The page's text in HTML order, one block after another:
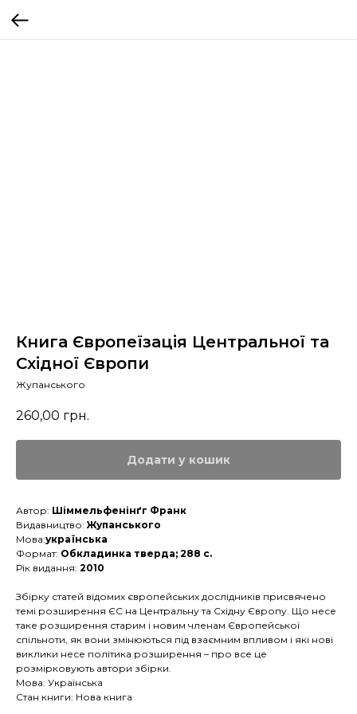
Книга Європеїзація Центральної та
Східної Європи
Жупанського
260,00 грн.
Додати у кошик
Автор: Шіммельфенінґг Франк
Видавництво: Жупанського
Мова:українська
Формат: Обкладинка тверда; 288 с.
Рік видання: 2010
Збірку статей відомих європейських дослідників присвячено
темі розширення ЄС на Центральну та Східну Європу. Що несе
таке розширення старим і новим членам Європейської
спільноти, як вони змінюються під взаємним впливом і які нові
виклики несе політика розширення – про все це
розмірковують автори збірки.
Мова: Українська
Стан книги: Нова книга